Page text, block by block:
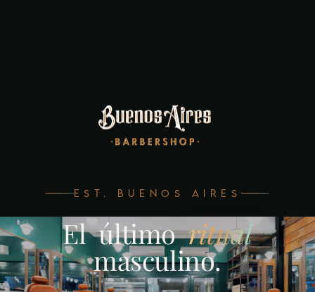
EST. BUENOS AIRES
El último ritual
masculino.